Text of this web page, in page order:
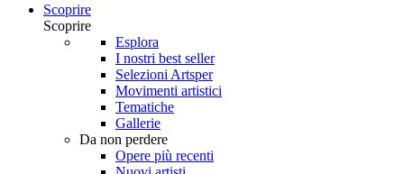
Scoprire
Scoprire
Esplora
I nostri best seller
Selezioni Artsper
Movimenti artistici
Tematiche
Gallerie
Da non perdere
Opere più recenti